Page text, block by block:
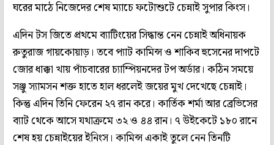
ঘরের মাঠে নিজেদের শেষ ম্যাচে ফটোশুটে চেন্নাই সুপার কিংস।
এদিন টস জিতে প্রথমে ব্যাটিংয়ের সিদ্ধান্ত নেন চেন্নাই অধিনায়ক
রুতুরাজ গায়কোয়াড়। তবে প্যাট কামিন্স ও শাকিব হুসেনের দাপটে
জোর ধাক্কা খায় পাঁচবারের চ্যাম্পিয়নদের টপ অর্ডার। কঠিন সময়ে
সঞ্জু স্যামসন শক্ত হাতে হাল ধরলেই জয়ের মুখ দেখেছে চেন্নাই।
কিন্তু এদিন তিনি ফেরেন ২৭ রান করে। কার্তিক শর্মা আর ব্রেভিসের
ব্যাট থেকে আসে যথাক্রমে ৩২ ও ৪৪ রান। ৭ উইকেটে ১৮০ রানে
শেষ হয় চেন্নাইয়ের ইনিংস। কামিন্স একাই তুলে নেন তিনটি